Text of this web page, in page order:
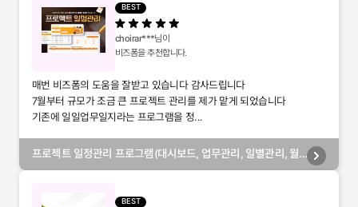
BEST
choirar***님이
비즈폼을 추천합니다.
매번 비즈폼의 도움을 잘받고 있습니다 감사드립니다
7월부터 규모가 조금 큰 프로젝트 관리를 제가 맡게 되었습니다
기존에 일일업무일지라는 프로그램을 정...
프로젝트 일정관리 프로그램(대시보드, 업무관리, 일별관리, 월
BEST